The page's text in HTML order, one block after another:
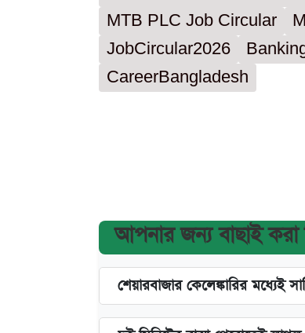
MTB PLC Job Circular
JobCircular2026
CareerBangladesh
আপনার জন্য বাছাই
শেয়ারবাজার কেলেঙ্কারির মধ্যেই